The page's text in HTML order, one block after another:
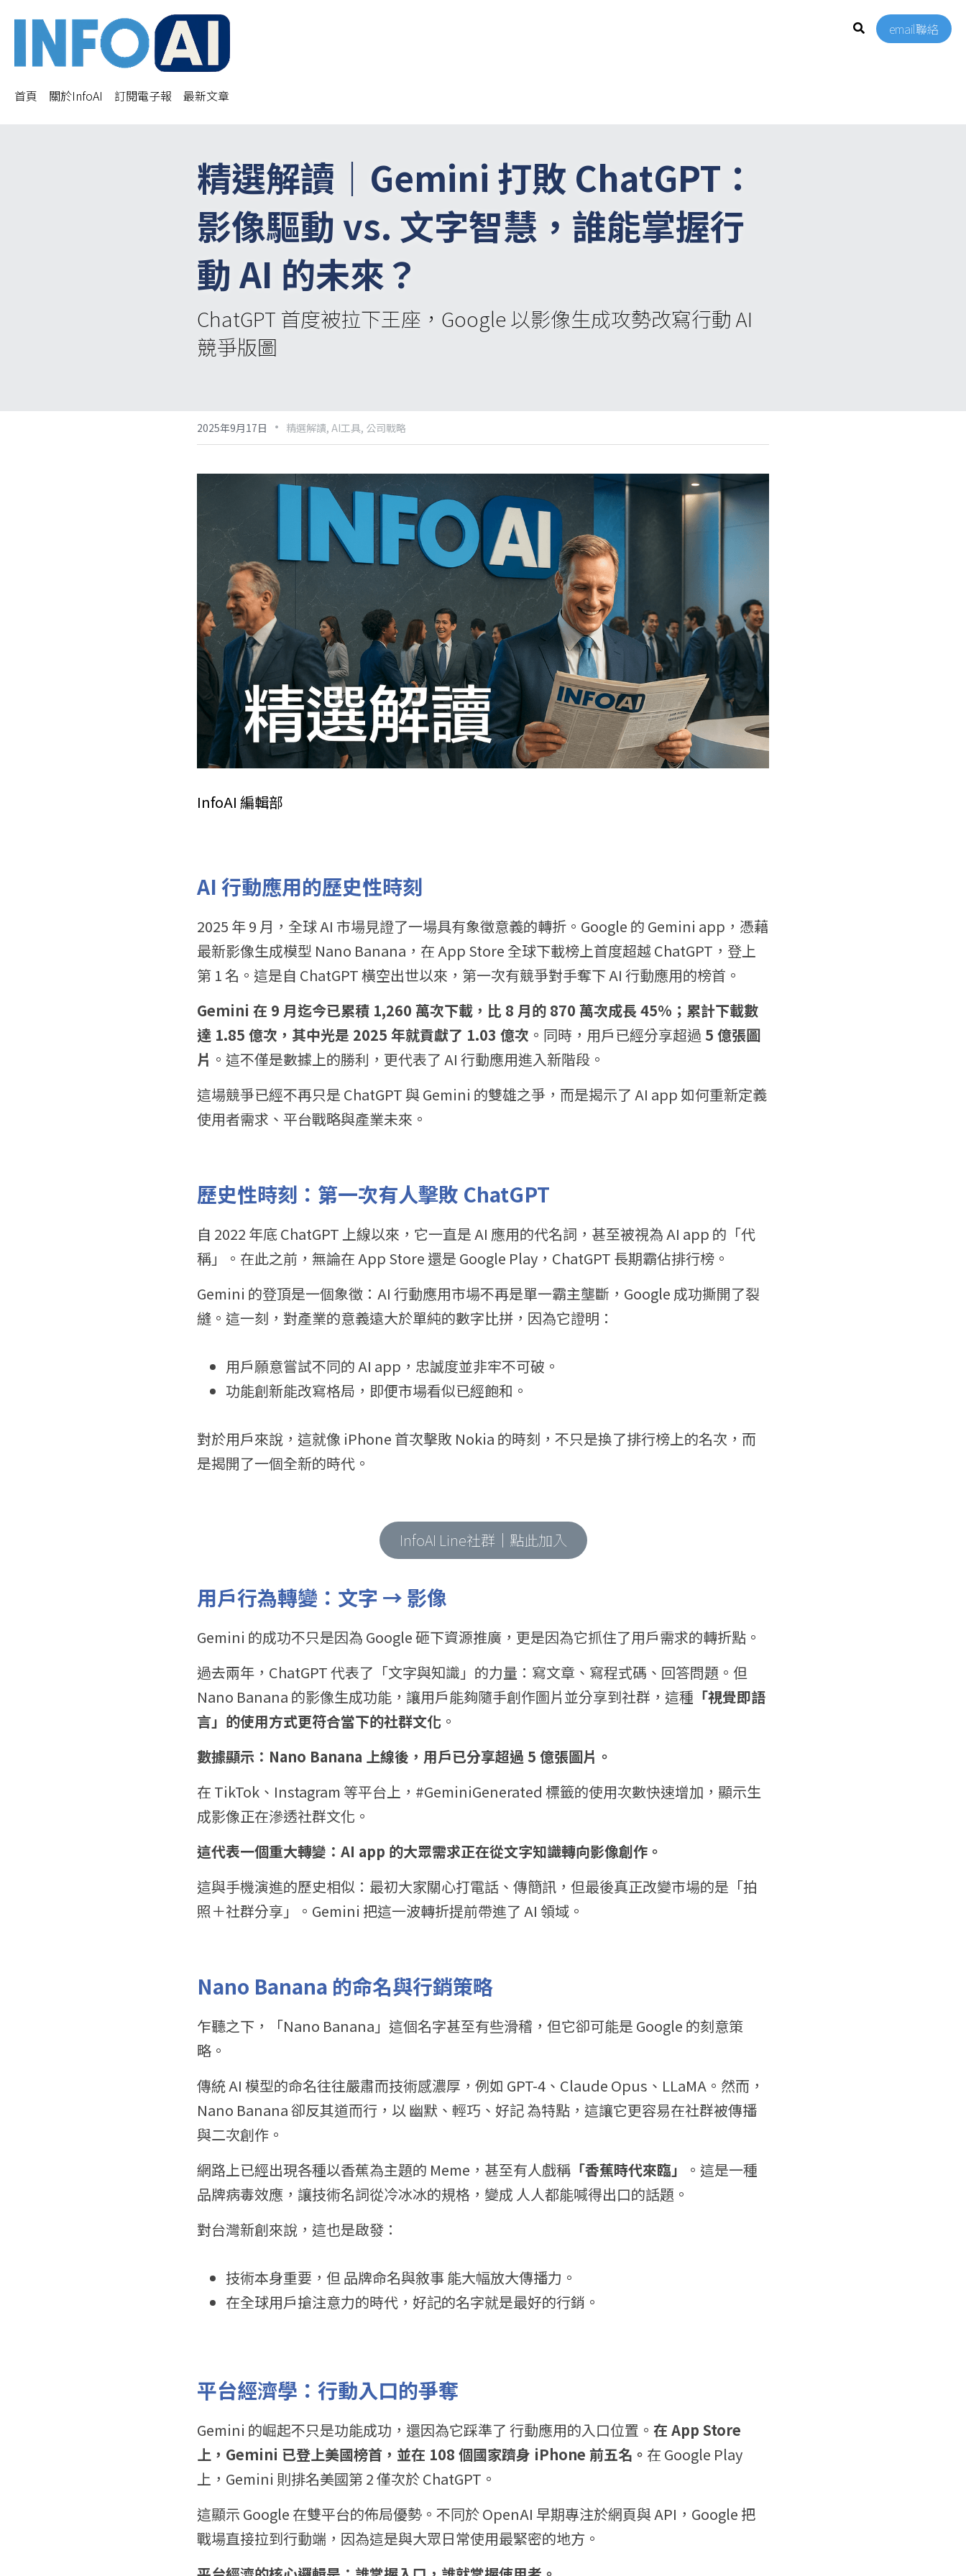
email聯絡
首頁 關於InfoAI 訂閱電子報 最新文章
精選解讀｜ Gemini 打敗 ChatGPT：
影像驅動 vs. 文字智慧，誰能掌握行
動 AI 的未來？
ChatGPT 首度被拉下王座，Google 以影像生成攻勢改寫行動 AI
競爭版圖
2025年9月17日 · 精選解讀, AI工具, 公司戰略
InfoAI 編輯部
AI 行動應用的歷史性時刻
2025 年 9 月，全球 AI 市場見證了一場具有象徵意義的轉折。Google 的 Gemini app，憑藉
最新影像生成模型 Nano Banana，在 App Store 全球下載榜上首度超越 ChatGPT，登上
第 1 名。這是自 ChatGPT 橫空出世以來，第一次有競爭對手奪下 AI 行動應用的榜首。
Gemini 在 9 月迄今已累積 1,260 萬次下載，比 8 月的 870 萬次成長 45%；累計下載數
達 1.85 億次，其中光是 2025 年就貢獻了 1.03 億次 。同時，用戶已經分享超過 5 億張圖
片 。這不僅是數據上的勝利，更代表了 AI 行動應用進入新階段。
這場競爭已經不再只是 ChatGPT 與 Gemini 的雙雄之爭，而是揭示了 AI app 如何重新定義
使用者需求、平台戰略與產業未來。
歷史性時刻：第一次有人擊敗 ChatGPT
自 2022 年底 ChatGPT 上線以來，它一直是 AI 應用的代名詞，甚至被視為 AI app 的「代
稱」。在此之前，無論在 App Store 還是 Google Play，ChatGPT 長期霸佔排行榜。
Gemini 的登頂是一個象徵：AI 行動應用市場不再是單一霸主壟斷，Google 成功撕開了裂
縫。這一刻，對產業的意義遠大於單純的數字比拼，因為它證明：
用戶願意嘗試不同的 AI app，忠誠度並非牢不可破。
功能創新能改寫格局，即便市場看似已經飽和。
對於用戶來說，這就像 iPhone 首次擊敗 Nokia 的時刻，不只是換了排行榜上的名次，而
是揭開了一個全新的時代。
InfoAI Line社群｜點此加入
用戶行為轉變：文字 → 影像
Gemini 的成功不只是因為 Google 砸下資源推廣，更是因為它抓住了用戶需求的轉折點。
過去兩年，ChatGPT 代表了「文字與知識」的力量：寫文章、寫程式碼、回答問題。但
Nano Banana 的影像生成功能，讓用戶能夠隨手創作圖片並分享到社群，這種 「視覺即語
言」的使用方式更符合當下的社群文化 。
數據顯示：Nano Banana 上線後，用戶已分享超過 5 億張圖片。
在 TikTok、Instagram 等平台上，#GeminiGenerated 標籤的使用次數快速增加，顯示生
成影像正在滲透社群文化。
這代表一個重大轉變：AI app 的大眾需求正在從文字知識轉向影像創作。
這與手機演進的歷史相似：最初大家關心打電話、傳簡訊，但最後真正改變市場的是「拍
照＋社群分享」。Gemini 把這一波轉折提前帶進了 AI 領域。
Nano Banana 的命名與行銷策略
乍聽之下，「Nano Banana」這個名字甚至有些滑稽，但它卻可能是 Google 的刻意策
略。
傳統 AI 模型的命名往往嚴肅而技術感濃厚，例如 GPT-4、Claude Opus、LLaMA。然而，
Nano Banana 卻反其道而行，以 幽默、輕巧、好記 為特點，這讓它更容易在社群被傳播
與二次創作。
網路上已經出現各種以香蕉為主題的 Meme，甚至有人戲稱 「香蕉時代來臨」
。這是一種
品牌病毒效應，讓技術名詞從冷冰冰的規格，變成 人人都能喊得出口的話題。
對台灣新創來說，這也是啟發：
技術本身重要，但 品牌命名與敘事 能大幅放大傳播力。
在全球用戶搶注意力的時代，好記的名字就是最好的行銷。
平台經濟學：行動入口的爭奪
Gemini 的崛起不只是功能成功，還因為它踩準了 行動應用的入口位置。 在 App Store
上，Gemini 已登上美國榜首，並在 108 個國家躋身 iPhone 前五名。 在 Google Play
上，Gemini 則排名美國第 2 僅次於 ChatGPT。
這顯示 Google 在雙平台的佈局優勢。不同於 OpenAI 早期專注於網頁與 API，Google 把
戰場直接拉到行動端，因為這是與大眾日常使用最緊密的地方。